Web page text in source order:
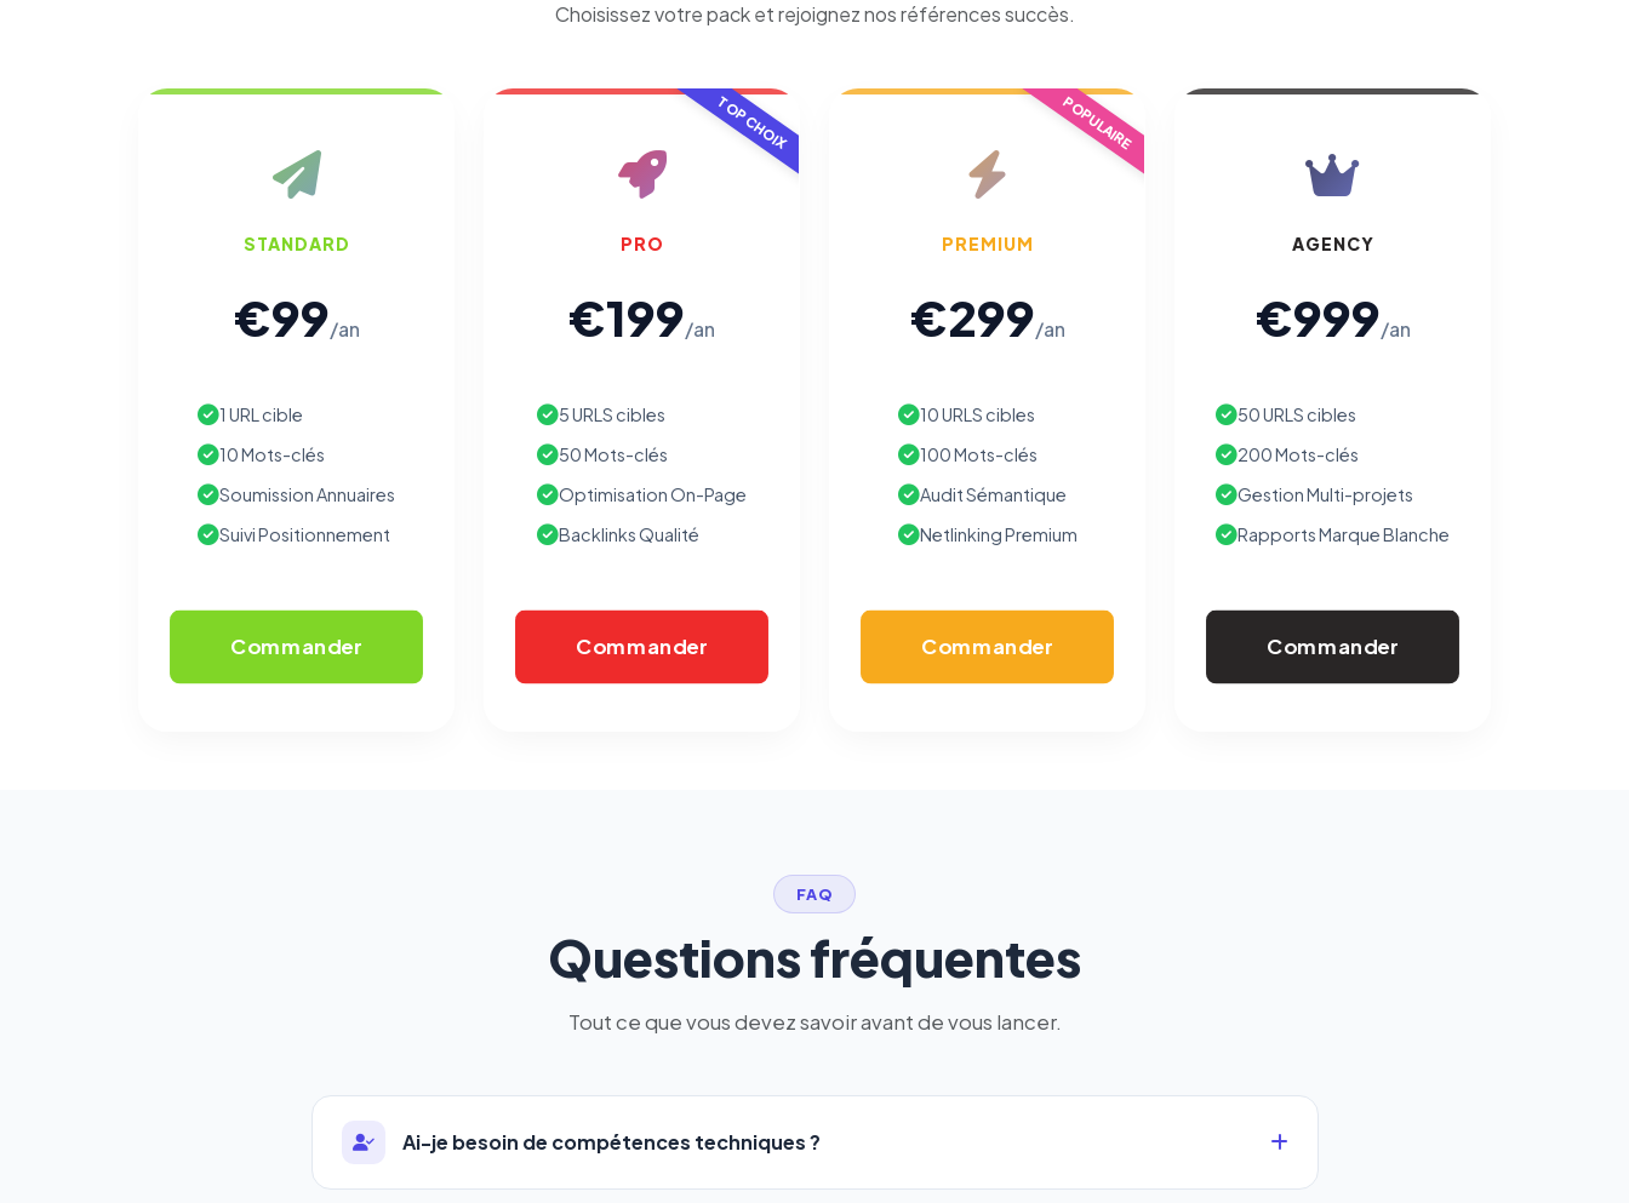
Choisissez votre pack et rejoignez nos références succès.
STANDARD
€99/an
1 URL cible
10 Mots-clés
Soumission Annuaires
Suivi Positionnement
Commander
TOP CHOIX
PRO
€199/an
5 URLS cibles
50 Mots-clés
Optimisation On-Page
Backlinks Qualité
Commander
POPULAIRE
PREMIUM
€299/an
10 URLS cibles
100 Mots-clés
Audit Sémantique
Netlinking Premium
Commander
AGENCY
€999/an
50 URLS cibles
200 Mots-clés
Gestion Multi-projets
Rapports Marque Blanche
Commander
FAQ
Questions fréquentes
Tout ce que vous devez savoir avant de vous lancer.
Ai-je besoin de compétences techniques ?
Cookies marketing
votre navigation.
Traceurs des courriels
traçants (Art. 82 loi Informatique et Libertés ; recommandation CNIL
opposer : utilisez le
lien dédié en pied de chaque courriel (« Pour
vous opposer à ce suivi ») — sans vous désinscrire des envois — ou
écrivez àcontact@logicielreferencement.com . Détail :Politique de